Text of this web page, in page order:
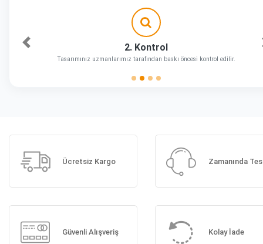
2. Kontrol
Tasarımınız uzmanlarımız tarafından baskı öncesi kontrol edilir.
Önceki
Ücretsiz Kargo Zamanında
Güvenli Alışveriş Kolay İade